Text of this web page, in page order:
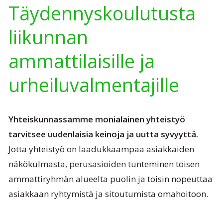
Täydennyskoulutusta
liikunnan
ammattilaisille ja
urheiluvalmentajille
Yhteiskunnassamme monialainen yhteistyö
tarvitsee uudenlaisia keinoja ja uutta syvyyttä.
Jotta yhteistyö on laadukkaampaa asiakkaiden
näkökulmasta, perusasioiden tunteminen toisen
ammattiryhmän alueelta puolin ja toisin nopeuttaa
asiakkaan ryhtymistä ja sitoutumista omahoitoon.